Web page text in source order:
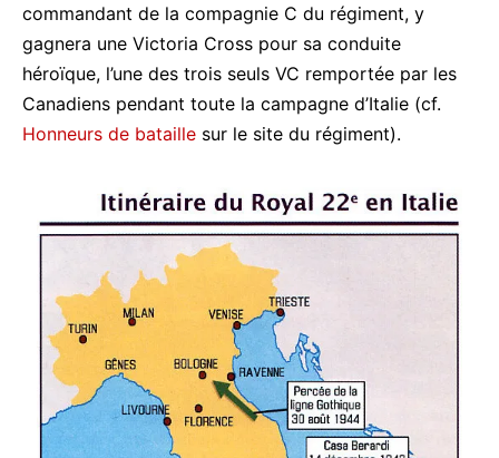
commandant de la compagnie C du régiment, y
gagnera une Victoria Cross pour sa conduite
héroïque, l’une des trois seuls VC remportée par les
Canadiens pendant toute la campagne d’Italie (cf.
Honneurs de bataille sur le site du régiment).